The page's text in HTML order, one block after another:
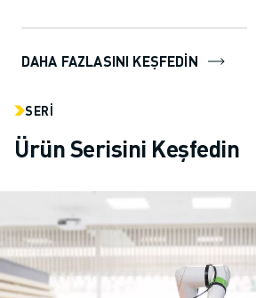
kolayca oluştur...
DAHA FAZLASINI KEŞFEDİN
SERI
Ürün Serisini Keşfedin